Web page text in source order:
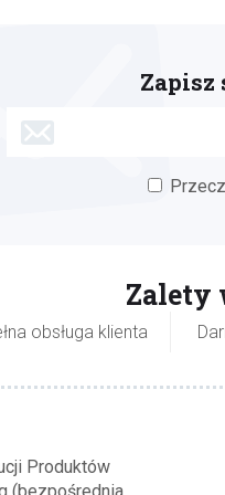
Zapisz
Zalety
obsługa klienta
Produktów